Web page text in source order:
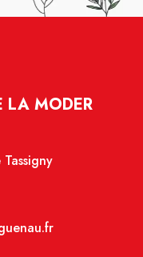
LA MODER